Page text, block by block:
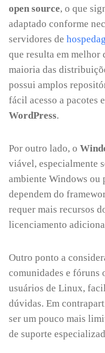
open source, o que
adaptado conforme
servidores de
que resulta em melhor
maioria das
possui amplos
fácil acesso a pacotes
WordPress.
Por outro lado, o
viável, especialmente
ambiente Windows ou
dependem do
requer mais recursos
licenciamento
Outro ponto a
comunidades e fóruns
usuários de Linux,
dúvidas. Em
ser um pouco mais
de suporte